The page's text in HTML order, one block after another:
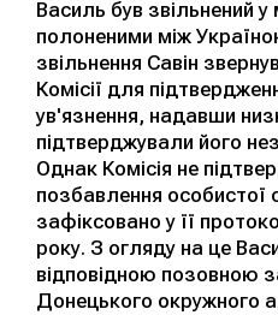
Василь був звільнений
полоненими між
звільнення Савін
Комісії для
ув'язнення, надавши
підтверджували його
Однак Комісія не
позбавлення
зафіксовано у її
року. З огляду на це
відповідною позовною
Донецького окружного